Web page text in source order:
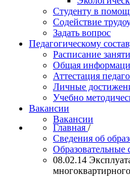
Студенту в
Содействие
Задать вопрос
Педагогическому
Расписание
Общая
Аттестация
Личные
Учебно
Вакансии
Вакансии
Главная /
Сведения об
Образовательные
08.02.14